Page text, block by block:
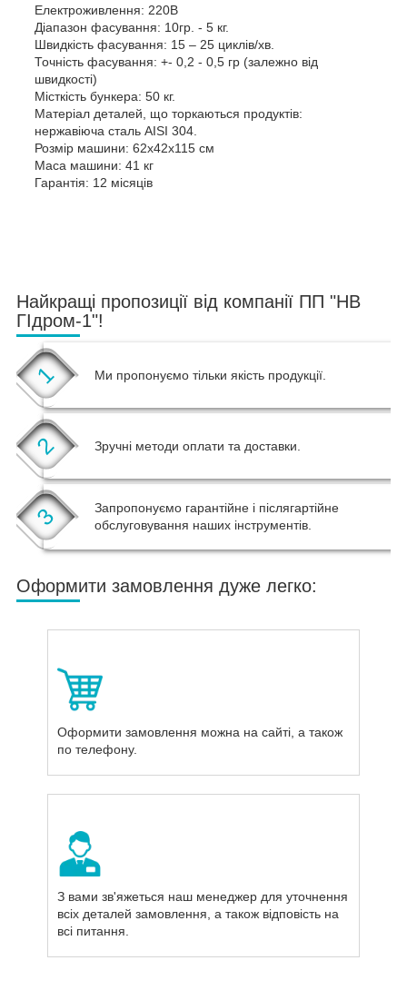
Електроживлення: 220В
Діапазон фасування: 10гр. - 5 кг.
Швидкість фасування: 15 – 25 циклів/хв.
Точність фасування: +- 0,2 - 0,5 гр (залежно від
швидкості)
Місткість бункера: 50 кг.
Матеріал деталей, що торкаються продуктів:
нержавіюча сталь AISI 304.
Розмір машини: 62х42х115 см
Маса машини: 41 кг
Гарантія: 12 місяців
Найкращі пропозиції від компанії ПП "НВ
ГІдром-1"!
Ми пропонуємо тільки якість продукції.
1
Зручні методи оплати та доставки.
2
Запропонуємо гарантійне і післягартійне
обслуговування наших інструментів.
3
Оформити замовлення дуже легко:
Оформити замовлення можна на сайті, а також
по телефону.
З вами зв'яжеться наш менеджер для уточнення
всіх деталей замовлення, а також відповість на
всі питання.